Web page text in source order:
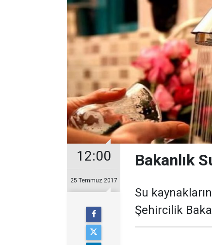
12:00
25 Temmuz 2017
Bakanlık
Su
Şehircilik